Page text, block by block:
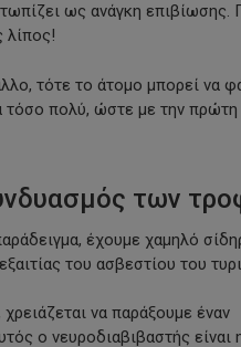
ως ανάγκη επιβίωσης.
λίπος!
τότε το άτομο μπορεί να
πολύ, ώστε με την
των
έχουμε χαμηλό
του ασβεστίου του
να παράξουμε έναν
ο νευροδιαβιβαστής είναι